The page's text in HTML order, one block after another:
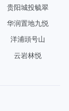
贵阳城投毓翠
华润置地九悦
洋浦頭号山
云岩林悦